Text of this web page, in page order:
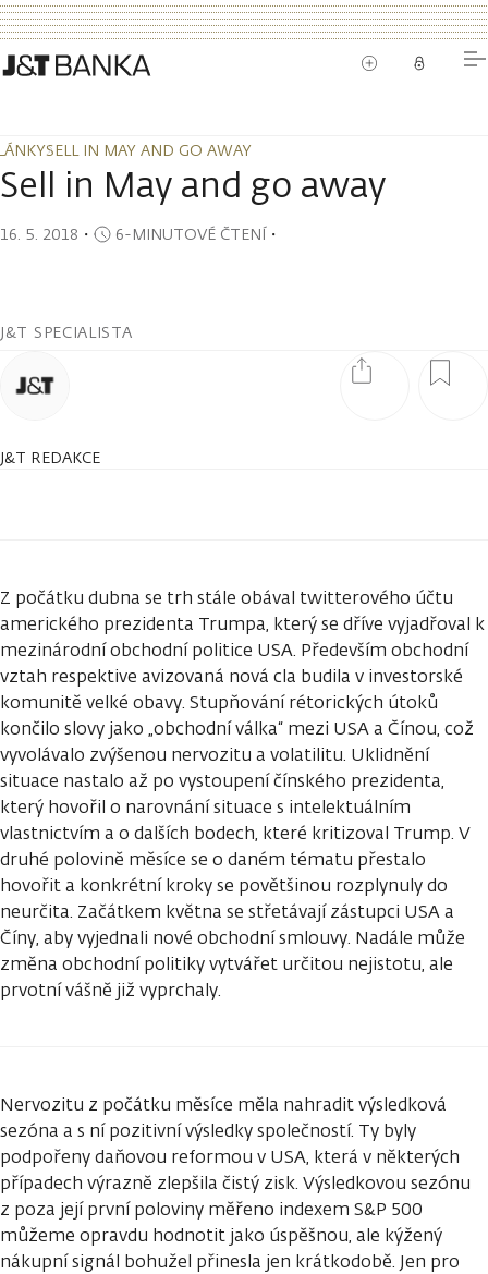
SELL IN MAY AND GO AWAY
SELL IN MAY AND GO AWAY
Sell in May and go away
16. 5. 2018 ・ 6-MINUTOVÉ ČTENÍ・
J&T SPECIALISTA
J&T REDAKCE
Z počátku dubna se trh stále obával twitterového účtu
amerického prezidenta Trumpa, který se dříve vyjadřoval k
mezinárodní obchodní politice USA. Především obchodní
vztah respektive avizovaná nová cla budila v investorské
komunitě velké obavy. Stupňování rétorických útoků
končilo slovy jako „obchodní válka“ mezi USA a Čínou, což
vyvolávalo zvýšenou nervozitu a volatilitu. Uklidnění
situace nastalo až po vystoupení čínského prezidenta,
který hovořil o narovnání situace s intelektuálním
vlastnictvím a o dalších bodech, které kritizoval Trump. V
druhé polovině měsíce se o daném tématu přestalo
hovořit a konkrétní kroky se povětšinou rozplynuly do
neurčita. Začátkem května se střetávají zástupci USA a
Číny, aby vyjednali nové obchodní smlouvy. Nadále může
změna obchodní politiky vytvářet určitou nejistotu, ale
prvotní vášně již vyprchaly.
Nervozitu z počátku měsíce měla nahradit výsledková
sezóna a s ní pozitivní výsledky společností. Ty byly
podpořeny daňovou reformou v USA, která v některých
případech výrazně zlepšila čistý zisk. Výsledkovou sezónu
z poza její první poloviny měřeno indexem S&P 500
můžeme opravdu hodnotit jako úspěšnou, ale kýžený
nákupní signál bohužel přinesla jen krátkodobě. Jen pro